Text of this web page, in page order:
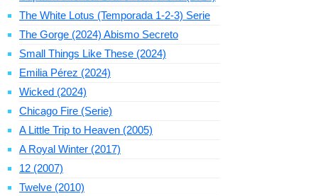
The White Lotus (Temporada 1-2-3) Serie
The Gorge (2024) Abismo Secreto
Small Things Like These (2024)
Emilia Pérez (2024)
Wicked (2024)
Chicago Fire (Serie)
A Little Trip to Heaven (2005)
A Royal Winter (2017)
12 (2007)
Twelve (2010)